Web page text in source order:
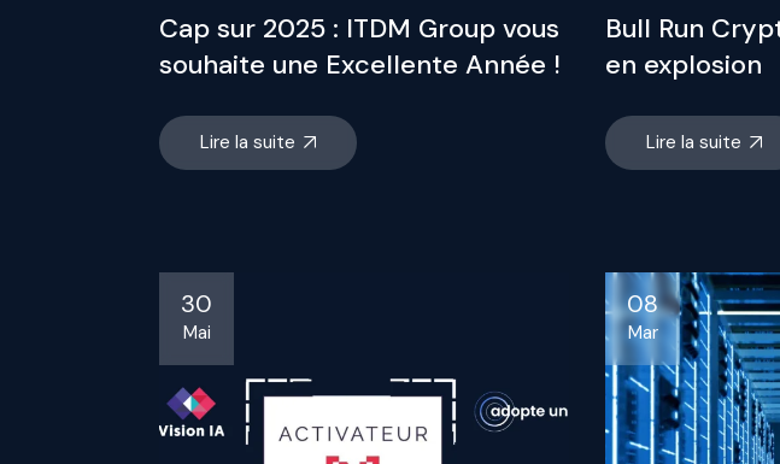
Cap sur 2025 : ITDM Group vous
souhaite une Excellente Année !
Lire la suite
Bull Run
en explosion
Lire la suite
30
Mai
08
Mar